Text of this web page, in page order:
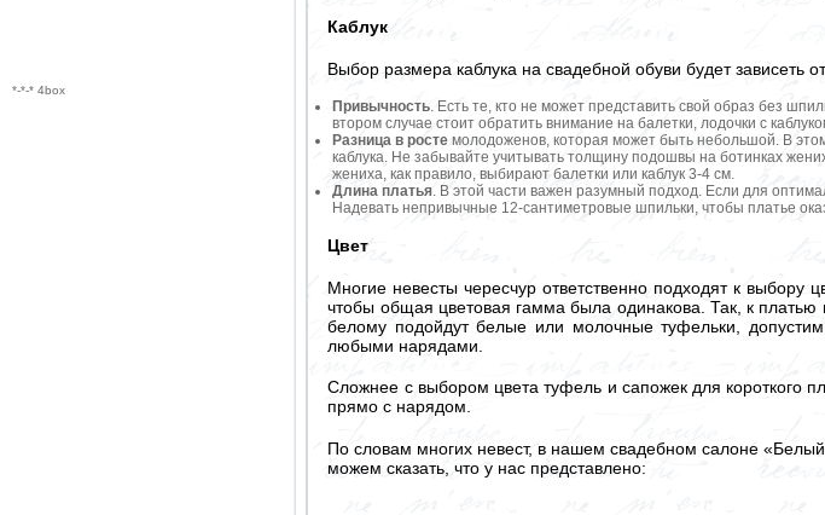
*-*-* 4box
Каблук
Выбор размера каблука на свадебной обуви будет зависеть
Привычность. Есть те, кто не может представить свой образ без
втором случае стоит обратить внимание на балетки, лодочки с
Разница в росте молодоженов, которая может быть небольшой. В
каблука. Не забывайте учитывать толщину подошвы на ботинках
жениха, как правило, выбирают балетки или каблук 3-4 см.
Длина платья. В этой части важен разумный подход. Если для
Надевать непривычные 12-сантиметровые шпильки, чтобы платье
Цвет
Многие невесты чересчур ответственно подходят к выбору
чтобы общая цветовая гамма была одинакова. Так, к
белому подойдут белые или молочные туфельки,
любыми нарядами.
Сложнее с выбором цвета туфель и сапожек для короткого
прямо с нарядом.
По словам многих невест, в нашем свадебном салоне
можем сказать, что у нас представлено: